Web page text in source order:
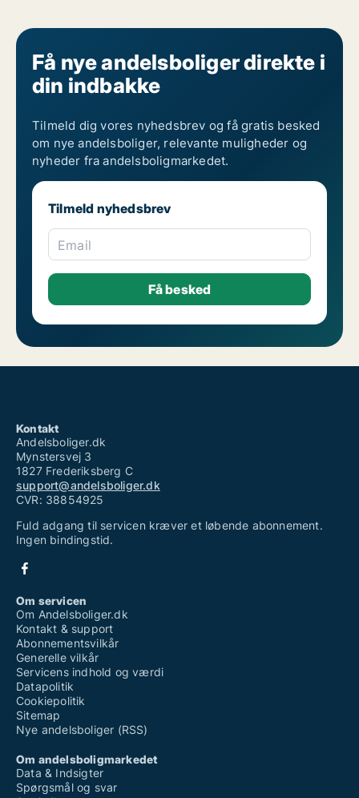
Få nye andelsboliger direkte i
din indbakke
Tilmeld dig vores nyhedsbrev og få gratis besked
om nye andelsboliger, relevante muligheder og
nyheder fra andelsboligmarkedet.
Tilmeld nyhedsbrev
Email
Kontakt
Andelsboliger.dk
Mynstersvej 3
1827 Frederiksberg C
support@andelsboliger.dk
CVR: 38854925
Fuld adgang til servicen kræver et løbende abonnement.
Ingen bindingstid.
Om servicen
Om Andelsboliger.dk
Kontakt & support
Abonnementsvilkår
Generelle vilkår
Servicens indhold og værdi
Datapolitik
Cookiepolitik
Sitemap
Nye andelsboliger (RSS)
Om andelsboligmarkedet
Data & Indsigter
Spørgsmål og svar